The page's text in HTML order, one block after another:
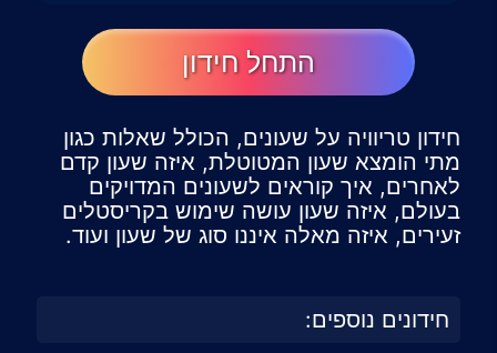
התחל חידון
חידון טריוויה על שעונים, הכולל שאלות כגון
מתי הומצא שעון המטוטלת, איזה שעון קדם
לאחרים, איך קוראים לשעונים המדויקים
בעולם, איזה שעון עושה שימוש בקריסטלים
זעירים, איזה מאלה איננו סוג של שעון ועוד.
חידונים נוספים: